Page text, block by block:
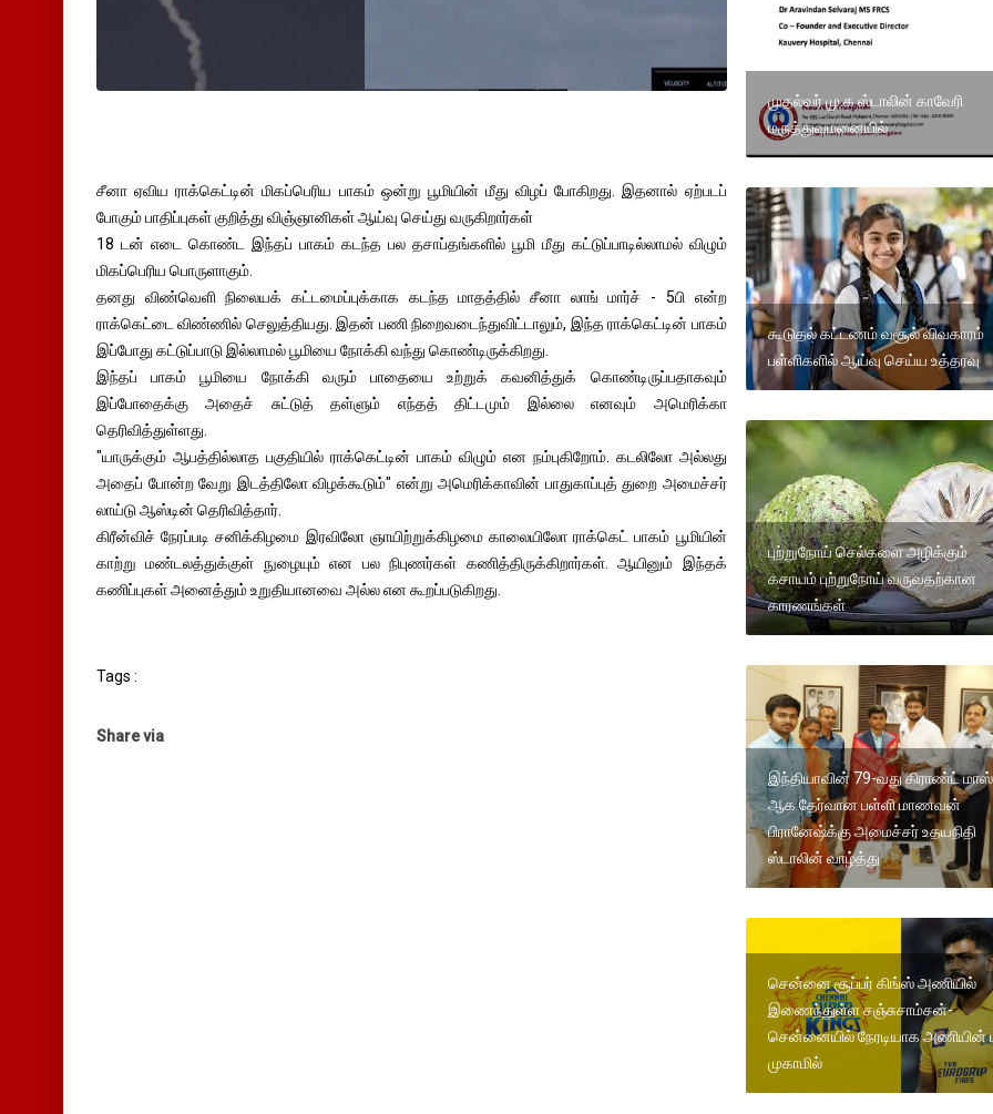
சீனா ஏவிய ராக்கெட்டின் மிகப்பெரிய பாகம் ஒன்று பூமியின் மீது விழப் போகிறது. இதனால் ஏற்படப்
போகும் பாதிப்புகள் குறித்து விஞ்ஞானிகள் ஆய்வு செய்து வருகிறார்கள்
18 டன் எடை கொண்ட இந்தப் பாகம் கடந்த பல தசாப்தங்களில் பூமி மீது கட்டுப்பாடில்லாமல் விழும்
மிகப்பெரிய பொருளாகும்.
தனது விண்வெளி நிலையக் கட்டமைப்புக்காக கடந்த மாதத்தில் சீனா லாங் மார்ச் - 5பி என்ற
ராக்கெட்டை விண்ணில் செலுத்தியது. இதன் பணி நிறைவடைந்துவிட்டாலும், இந்த ராக்கெட்டின் பாகம்
இப்போது கட்டுப்பாடு இல்லாமல் பூமியை நோக்கி வந்து கொண்டிருக்கிறது.
இந்தப் பாகம் பூமியை நோக்கி வரும் பாதையை உற்றுக் கவனித்துக் கொண்டிருப்பதாகவும்
இப்போதைக்கு அதைச் சுட்டுத் தள்ளும் எந்தத் திட்டமும் இல்லை எனவும் அமெரிக்கா
தெரிவித்துள்ளது.
"யாருக்கும் ஆபத்தில்லாத பகுதியில் ராக்கெட்டின் பாகம் விழும் என நம்புகிறோம். கடலிலோ அல்லது
அதைப் போன்ற வேறு இடத்திலோ விழக்கூடும்" என்று அமெரிக்காவின் பாதுகாப்புத் துறை அமைச்சர்
லாய்டு ஆஸ்டின் தெரிவித்தார்.
கிரீன்விச் நேரப்படி சனிக்கிழமை இரவிலோ ஞாயிற்றுக்கிழமை காலையிலோ ராக்கெட் பாகம் பூமியின்
காற்று மண்டலத்துக்குள் நுழையும் என பல நிபுணர்கள் கணித்திருக்கிறார்கள். ஆயினும் இந்தக்
கணிப்புகள் அனைத்தும் உறுதியானவை அல்ல என கூறப்படுகிறது.
Tags :
Share via
முதல்வர் மு.க ஸ்டாலின் காவேரி
மருத்துவமனையில்
கூடுதல் கட்டணம் வசூல் விவகாரம்
பள்ளிகளில் ஆய்வு செய்ய உத்தரவு
புற்றுநோய் செல்களை அழிக்கும்
கசாயம் புற்றுநோய் வருவதற்கான
காரணங்கள்
இந்தியாவின் 79-வது கிராண்ட்
ஆக தேர்வான பள்ளி மாணவன்
பிரானேஷ்க்கு அமைச்சர் உதயநிதி
ஸ்டாலின் வாழ்த்து
சென்னை சூப்பர் கிங்ஸ் அணியில்
இணைந்துள்ள சஞ்சுசாம்சன்-
சென்னையில் நேரடியாக அணியின்
முகாமில்